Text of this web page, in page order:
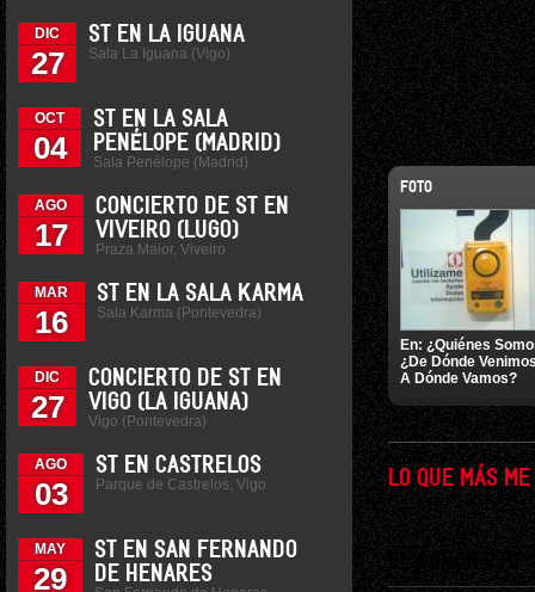
DIC
27
ST EN LA IGUANA
Sala La Iguana (Vigo)
OCT
04
ST EN LA SALA
PENÉLOPE (MADRID)
Sala Penélope (Madrid)
AGO
17
CONCIERTO DE ST EN
VIVEIRO (LUGO)
Praza Maior, Viveiro
MAR
16
ST EN LA SALA KARMA
Sala Karma (Pontevedra)
DIC
27
CONCIERTO DE ST EN
VIGO (LA IGUANA)
Vigo (Pontevedra)
AGO
03
ST EN CASTRELOS
Parque de Castrelos, Vigo
MAY
29
ST EN SAN FERNANDO
DE HENARES
FOTO
En: ¿Quiénes
¿De Dónde
A Dónde Vamos?
LO QUE MÁS
EL CONCIERTO